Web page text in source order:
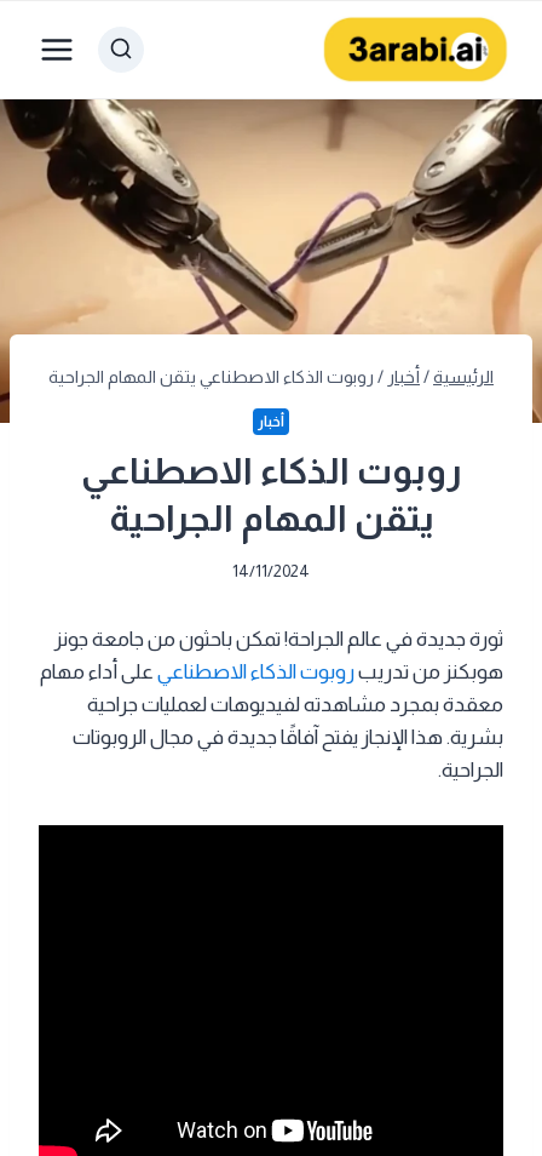
المحتوى
الرئيسية/ أخبار / روبوت الذكاء الاصطناعي يتقن المهام الجراحية
أخبار
روبوت الذكاء الاصطناعي
يتقن المهام الجراحية
14/11/2024
ثورة جديدة في عالم الجراحة! تمكن باحثون من جامعة جونز
هوبكنز من تدريبروبوت الذكاء الاصطناعي على أداء مهام
معقدة بمجرد مشاهدته لفيديوهات لعمليات جراحية
بشرية. هذا الإنجاز يفتح آفاقًا جديدة في مجال الروبوتات
الجراحية.